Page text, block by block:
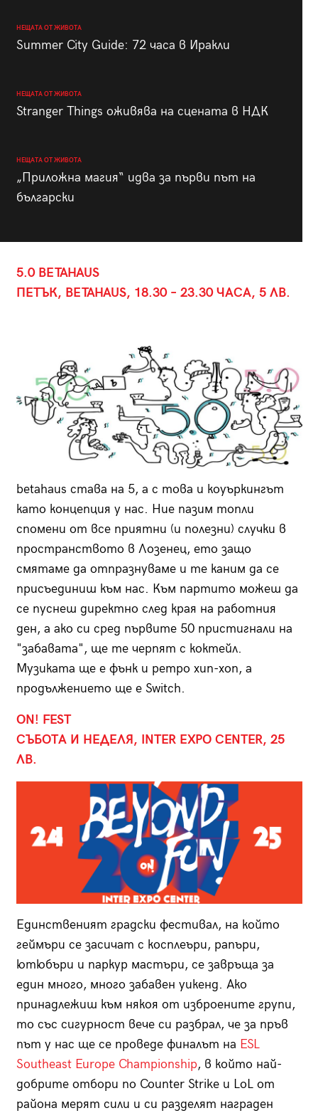
НЕЩАТА ОТ ЖИВОТА
Summer City Guide: 72 часа в Иракли
НЕЩАТА ОТ ЖИВОТА
Stranger Things оживява на сцената в НДК
НЕЩАТА ОТ ЖИВОТА
„Приложна магия“ идва за първи път на
български
5.0 BETAHAUS
ПЕТЪК, BETAHAUS, 18.30 – 23.30 ЧАСА, 5 ЛВ.
betahaus става на 5, а с това и коуъркингът
като концепция у нас. Ние пазим топли
спомени от все приятни (и полезни) случки в
пространството в Лозенец, ето защо
смятаме да отпразнуваме и те каним да се
присъединиш към нас. Към партито можеш да
се пуснеш директно след края на работния
ден, а ако си сред първите 50 пристигнали на
"забавата", ще те черпят с коктейл.
Музиката ще е фънк и ретро хип-хоп, а
продължението ще е Switch.
ON! FEST
СЪБОТА И НЕДЕЛЯ, INTER EXPO CENTER, 25
ЛВ.
Единственият градски фестивал, на който
геймъри се засичат с косплеъри, рапъри,
ютюбъри и паркур мастъри, се завръща за
един много, много забавен уикенд. Ако
принадлежиш към някоя от изброените групи,
то със сигурност вече си разбрал, че за пръв
път у нас ще се проведе финалът на ESL
Southeast Europe Championship, в който най-
добрите отбори по Counter Strike и LоL от
района мерят сили и си разделят награден